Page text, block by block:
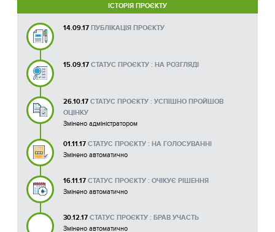
ІСТОРІЯ ПРОЄКТУ
14.09.17 ПУБЛІКАЦІЯ ПРОЄКТУ
15.09.17 СТАТУС ПРОЄКТУ : НА РОЗГЛЯДІ
26.10.17 СТАТУС ПРОЄКТУ : УСПІШНО ПРОЙШОВ
ОЦІНКУ
Змінено адміністратором
01.11.17 СТАТУС ПРОЄКТУ : НА ГОЛОСУВАННІ
Змінено автоматично
16.11.17 СТАТУС ПРОЄКТУ : ОЧІКУЄ РІШЕННЯ
Змінено автоматично
30.12.17 СТАТУС ПРОЄКТУ : БРАВ УЧАСТЬ
Змінено автоматично